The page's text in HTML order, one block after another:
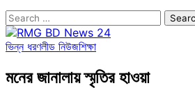
Search
for:
ভিন্ন ধরণলীড নিউজশিক্ষা
মনের জানালায় স্মৃতির হাওয়া